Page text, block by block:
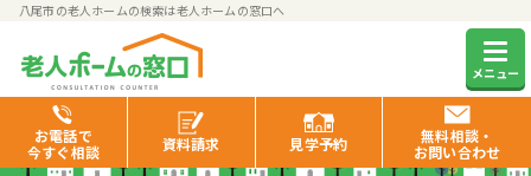
八尾市の老人ホームの検索は老人ホームの窓口へ
メニュー
お電話で
今すぐ相談
資料請求 見学予約
無料相談・
お問い合わせ
ことこと久宝寺